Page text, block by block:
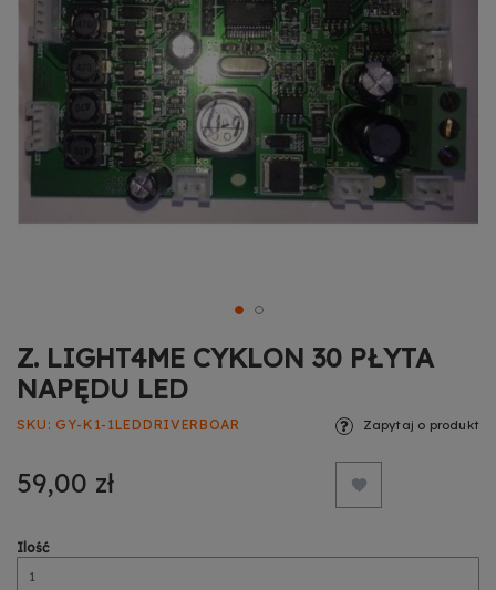
Z. LIGHT4ME CYKLON 30 PŁYTA
NAPĘDU LED
SKU GY-K1-1LEDDRIVERBOAR
59,00 zł
Zapytaj o produkt
Ilość